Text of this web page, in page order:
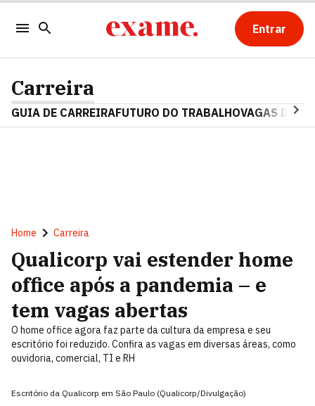
Entrar
Carreira
GUIA DE CARREIRAFUTURO DO TRABALHOVAGAS DE
Home Carreira
Qualicorp vai estender home
office após a pandemia – e
tem vagas abertas
O home office agora faz parte da cultura da empresa e seu
escritório foi reduzido. Confira as vagas em diversas áreas, como
ouvidoria, comercial, TI e RH
Escritório da Qualicorp em São Paulo (Qualicorp/Divulgação)